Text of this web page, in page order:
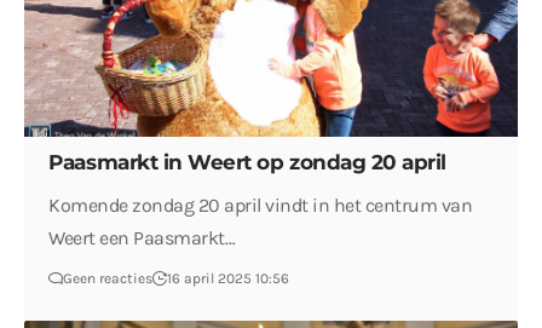
Paasmarkt in Weert op zondag 20 april
Komende zondag 20 april vindt in het centrum van
Weert een Paasmarkt…
Geen reacties 16 april 2025 10:56